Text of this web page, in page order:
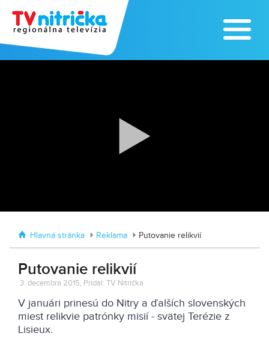
Zoo v Lužiankach
Hlavná stránka Reklama Putovanie relikvií
Putovanie relikvií
3. decembra 2015, Pridal: TV Nitrička
V januári prinesú do Nitry a ďalších slovenských
miest relikvie patrónky misií - svätej Terézie z
Lisieux.